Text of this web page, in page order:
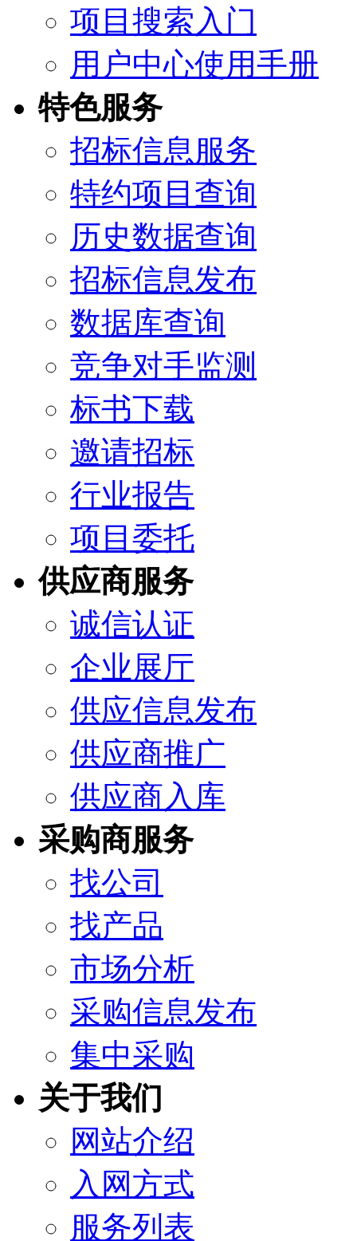
项目搜索入门
用户中心使用手册
特色服务
招标信息服务
特约项目查询
历史数据查询
招标信息发布
数据库查询
竞争对手监测
标书下载
邀请招标
行业报告
项目委托
供应商服务
诚信认证
企业展厅
供应信息发布
供应商推广
供应商入库
采购商服务
找公司
找产品
市场分析
采购信息发布
集中采购
关于我们
网站介绍
入网方式
服务列表